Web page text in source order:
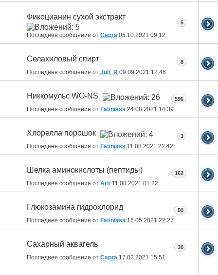
Фикоцианин сухой экстракт
Последнее сообщение от Capra 05.10.2021 09:12
5
Селахиловый спирт
Последнее сообщение от Juli_R 09.09.2021 12:46
8
Никкомульс WO-NS
Последнее сообщение от Fatiniass 24.08.2021 14:39
596
Хлорелла порошок
Последнее сообщение от Fatiniass 11.08.2021 22:42
3
Шелка аминокислоты (пептиды)
Последнее сообщение от Arti 11.08.2021 01:22
102
Глюкозамина гидрохлорид
Последнее сообщение от Fatiniass 16.05.2021 22:27
50
Сахарный аквагель
Последнее сообщение от Capra 17.02.2021 15:51
30